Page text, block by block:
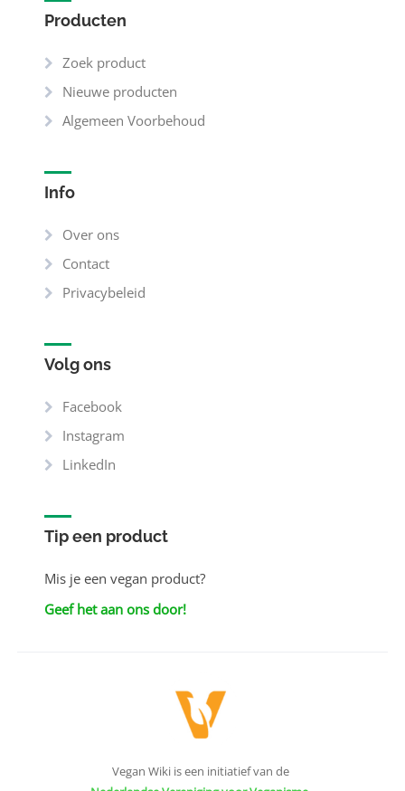
Producten
Zoek product
Nieuwe producten
Algemeen Voorbehoud
Info
Over ons
Contact
Privacybeleid
Volg ons
Facebook
Instagram
LinkedIn
Tip een product
Mis je een vegan product?
Geef het aan ons door!
Vegan Wiki is een initiatief van de